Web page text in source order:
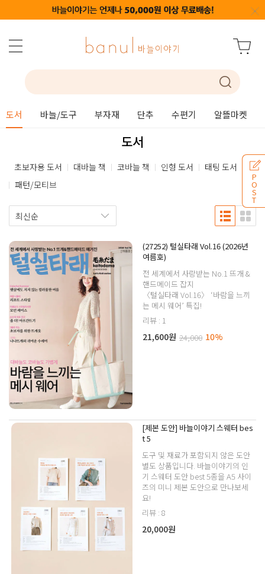
도서 바늘/도구 부자재 단추 수편기 알뜰마켓
P
O
S
T
도서
초보자용 도서 대바늘 책 코바늘 책 인형 도서
태팅 도서
패턴/모티브
(27252) 털실타래 Vol.16 (2026년
여름호)
전 세계에서 사랑받는 No.1 뜨개 &
핸드메이드 잡지
〈털실타래 Vol.16〉 ‘바람을 느끼
는 메시 웨어’ 특집!
리뷰 : 1
21,600원 24,000 10%
[제본 도안] 바늘이야기 스웨터 bes
t 5
도구 및 재료가 포함되지 않은 도안
별도 상품입니다. 바늘이야기의 인
기 스웨터 도안 best 5종을 A5 사이
즈의 미니 제본 도안으로 만나보세
요!
리뷰 : 8
20,000원